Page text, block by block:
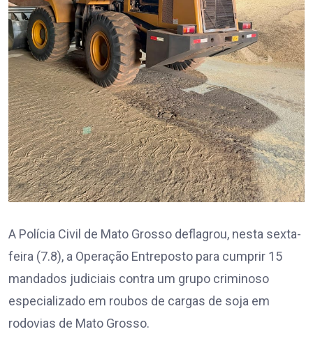
A Polícia Civil de Mato Grosso deflagrou, nesta sexta-
feira (7.8), a Operação Entreposto para cumprir 15
mandados judiciais contra um grupo criminoso
especializado em roubos de cargas de soja em
rodovias de Mato Grosso.